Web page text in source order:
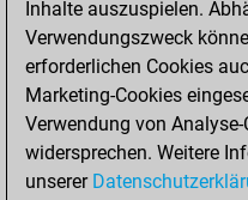
of 1595
14,
Inhalte auszuspielen.
Verwendungszweck
erforderlichen Cookies
Marketing-Cookies
Verwendung von
widersprechen. Weitere
unserer